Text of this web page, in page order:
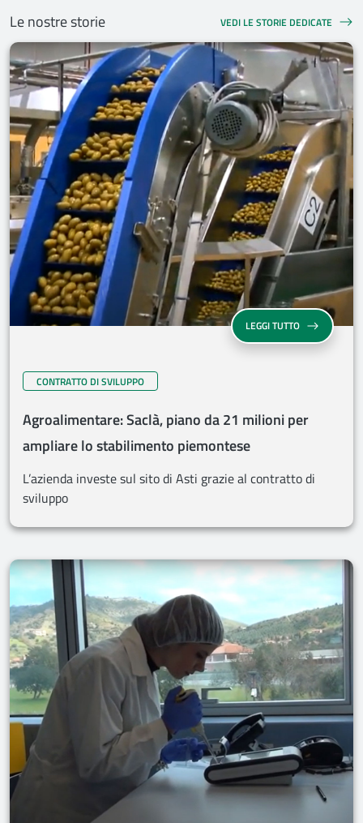
Le nostre storie VEDI LE STORIE DEDICATE
LEGGI TUTTO
CONTRATTO DI SVILUPPO
Agroalimentare: Saclà, piano da 21 milioni per
ampliare lo stabilimento piemontese
L’azienda investe sul sito di Asti grazie al contratto di
sviluppo